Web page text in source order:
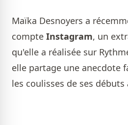
Maïka Desnoyers a
compte Instagram, un
qu'elle a réalisée sur
elle partage une anecdote
les coulisses de ses